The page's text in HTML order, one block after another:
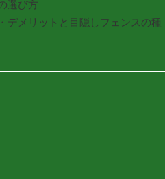
選び方
デメリットと目隠しフェンスの種